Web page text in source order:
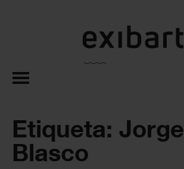
exibart.es
Etiqueta: Jorge
Blasco